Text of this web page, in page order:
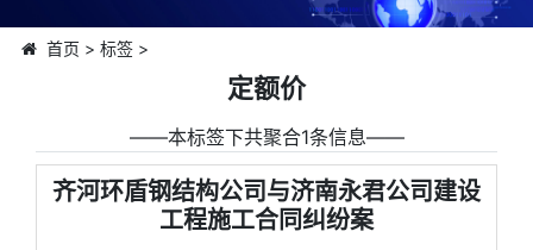
首页 > 标签>
定额价
――本标签下共聚合1条信息――
齐河环盾钢结构公司与济南永君公司建设
工程施工合同纠纷案